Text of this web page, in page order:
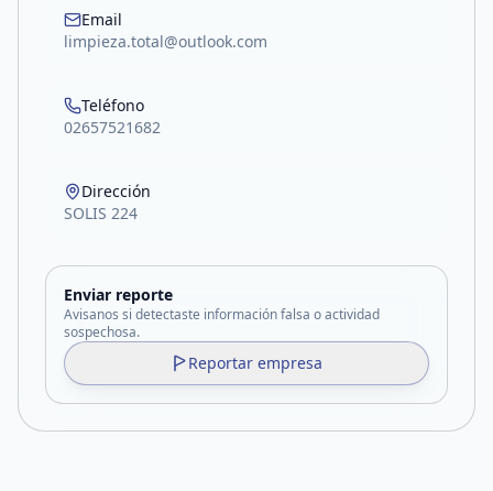
Email
limpieza.total@outlook.com
Teléfono
02657521682
Dirección
SOLIS 224
Enviar reporte
Avisanos si detectaste información falsa o actividad
sospechosa.
Reportar empresa